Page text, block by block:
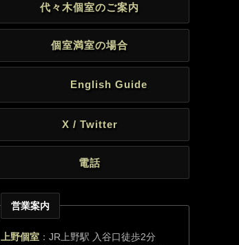
代々木個室のご案内
個室満室の場合
English Guide
X / Twitter
電話
営業案内
上野個室 ：JR上野駅 入谷口徒歩2分